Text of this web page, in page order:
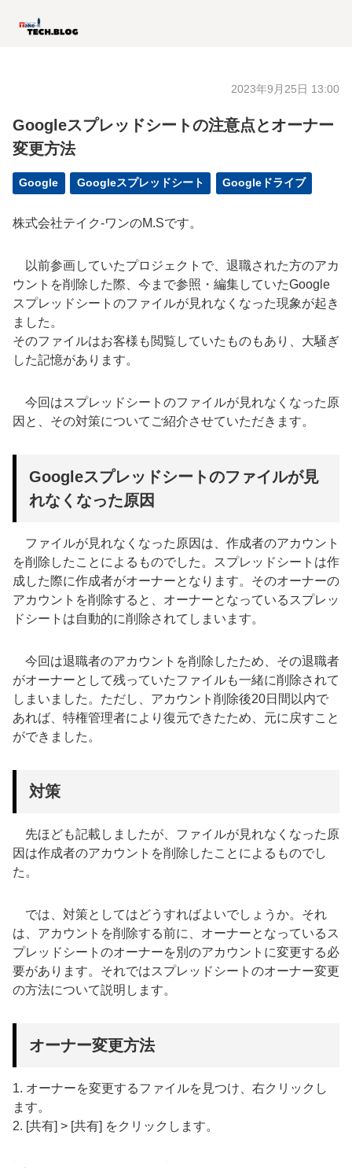
2023年9月25日 13:00
Googleスプレッドシートの注意点とオーナー
変更方法
Google Googleスプレッドシート Googleドライブ
株式会社テイク-ワンのM.Sです。
以前参画していたプロジェクトで、退職された方のアカ
ウントを削除した際、今まで参照・編集していたGoogle
スプレッドシートのファイルが見れなくなった現象が起き
ました。
そのファイルはお客様も閲覧していたものもあり、大騒ぎ
した記憶があります。
今回はスプレッドシートのファイルが見れなくなった原
因と、その対策についてご紹介させていただきます。
Googleスプレッドシートのファイルが見
れなくなった原因
ファイルが見れなくなった原因は、作成者のアカウント
を削除したことによるものでした。スプレッドシートは作
成した際に作成者がオーナーとなります。そのオーナーの
アカウントを削除すると、オーナーとなっているスプレッ
ドシートは自動的に削除されてしまいます。
今回は退職者のアカウントを削除したため、その退職者
がオーナーとして残っていたファイルも一緒に削除されて
しまいました。ただし、アカウント削除後20日間以内で
あれば、特権管理者により復元できたため、元に戻すこと
ができました。
対策
先ほども記載しましたが、ファイルが見れなくなった原
因は作成者のアカウントを削除したことによるものでし
た。
では、対策としてはどうすればよいでしょうか。それ
は、アカウントを削除する前に、オーナーとなっているス
プレッドシートのオーナーを別のアカウントに変更する必
要があります。それではスプレッドシートのオーナー変更
の方法について説明します。
オーナー変更方法
1. オーナーを変更するファイルを見つけ、右クリックし
ます。
2. [共有] > [共有] をクリックします。